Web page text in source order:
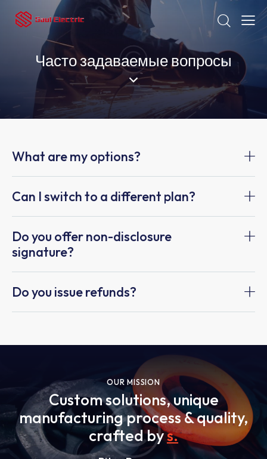
Часто задаваемые вопросы
What are my options?
Can I switch to a different plan?
Do you offer non-disclosure
signature?
Do you issue refunds?
OUR MISSION
Custom solutions, unique
manufacturing process & quality,
crafted byski.